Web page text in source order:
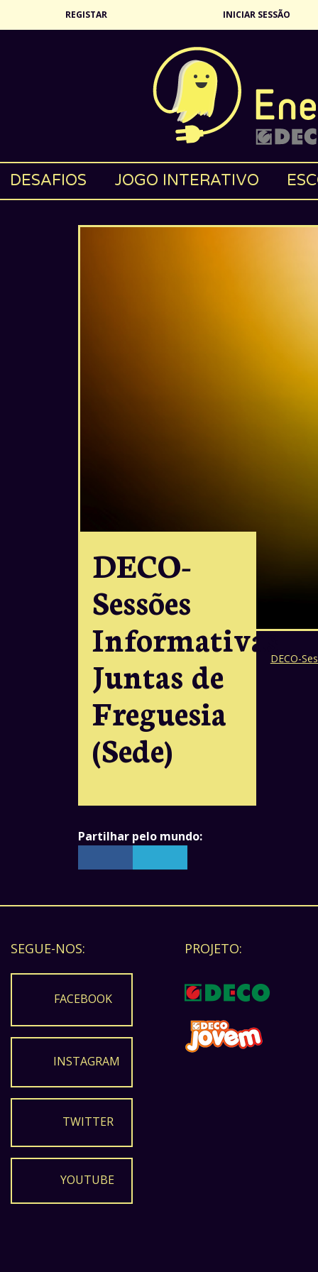
REGISTAR INICIAR SESSÃO
DESAFIOS JOGO INTERATIVO
DECO-
Sessões
Informativas
Juntas de
Freguesia
(Sede)
Partilhar pelo mundo:
DECO-
SEGUE-NOS:
FACEBOOK
INSTAGRAM
TWITTER
YOUTUBE
PROJETO: